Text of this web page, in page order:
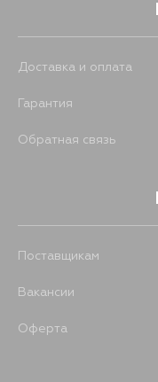
Доставка и оплата
Гарантия
Обратная связь
Поставщикам
Вакансии
Оферта